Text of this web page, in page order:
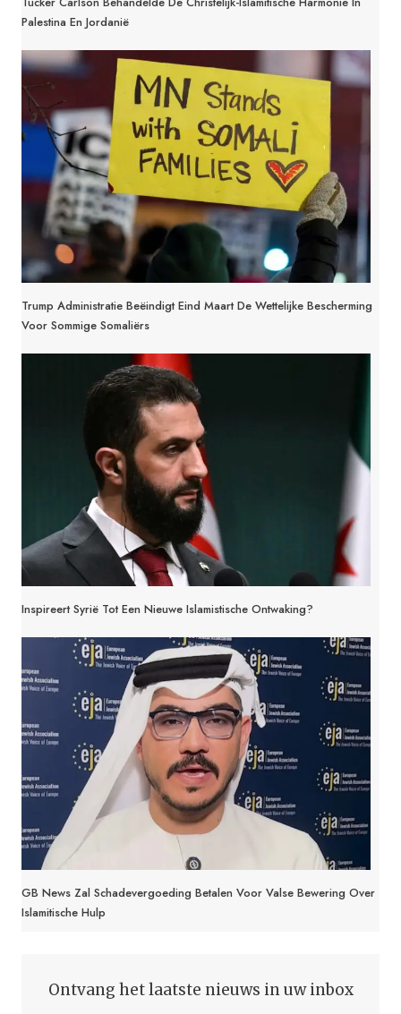
Palestina En Jordanië
Trump Administratie Beëindigt Eind Maart De Wettelijke Bescherming
Voor Sommige Somaliërs
Inspireert Syrië Tot Een Nieuwe Islamistische Ontwaking?
GB News Zal Schadevergoeding Betalen Voor Valse Bewering Over
Islamitische Hulp
Ontvang het laatste nieuws in uw inbox